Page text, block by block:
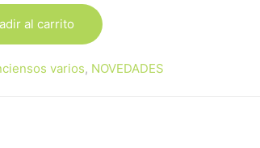
al carrito
varios, NOVEDADES